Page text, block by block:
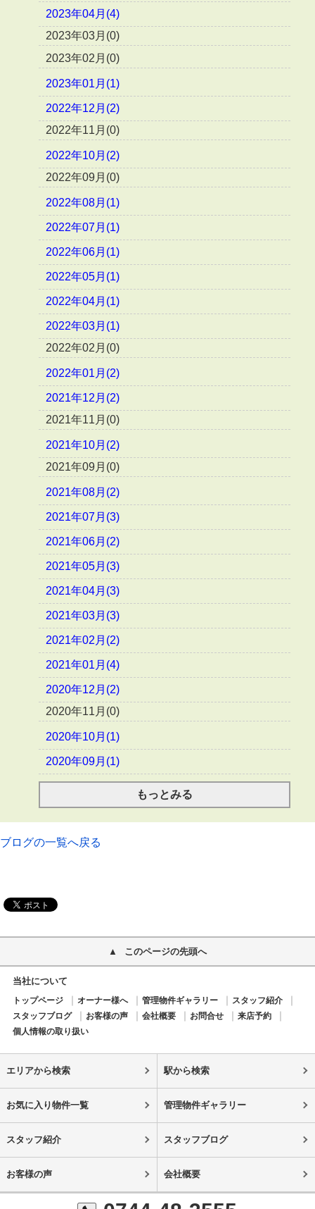
2023年04月(4)
2023年03月(0)
2023年02月(0)
2023年01月(1)
2022年12月(2)
2022年11月(0)
2022年10月(2)
2022年09月(0)
2022年08月(1)
2022年07月(1)
2022年06月(1)
2022年05月(1)
2022年04月(1)
2022年03月(1)
2022年02月(0)
2022年01月(2)
2021年12月(2)
2021年11月(0)
2021年10月(2)
2021年09月(0)
2021年08月(2)
2021年07月(3)
2021年06月(2)
2021年05月(3)
2021年04月(3)
2021年03月(3)
2021年02月(2)
2021年01月(4)
2020年12月(2)
2020年11月(0)
2020年10月(1)
2020年09月(1)
もっとみる
ブログの一覧へ戻る
このページの先頭へ
当社について
トップページ オーナー様へ 管理物件ギャラリー
スタッフ紹介
スタッフブログ
お客様の声 会社概要 お問合せ
来店予約
個人情報の取り扱い
エリアから検索 駅から検索
お気に入り物件一覧 管理物件ギャラリー
スタッフ紹介 スタッフブログ
お客様の声 会社概要